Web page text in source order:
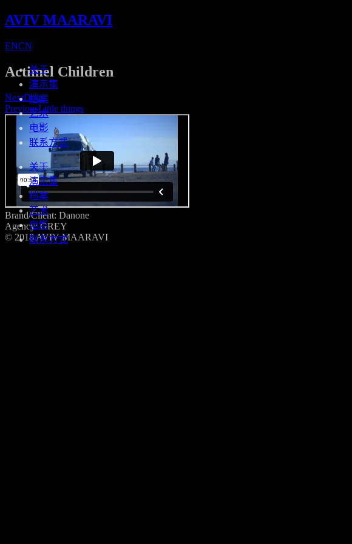
AVIV MAARAVI
ENCN
关于
演示集
档案
艺术
电影
联系方式
关于
演示集
档案
艺术
电影
联系方式
Actimel Children
NextDoor
PreviousLittle things
Brand/Client: Danone
Agency: GREY
© 2018 AVIV MAARAVI